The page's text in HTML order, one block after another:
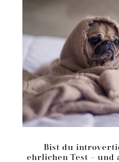
Bist du
ehrlichen Test –